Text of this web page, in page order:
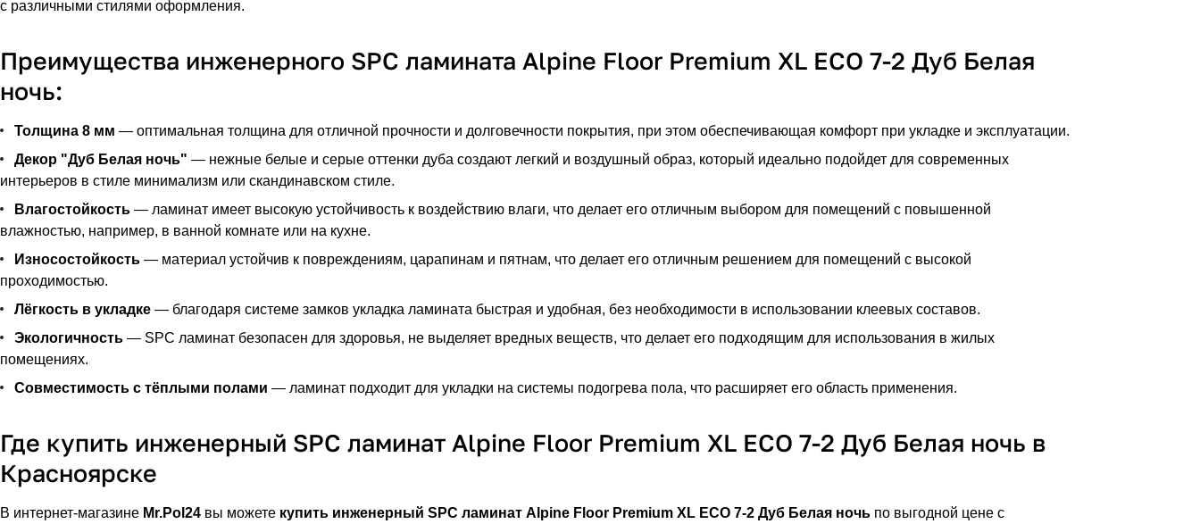
с различными стилями оформления.
Преимущества инженерного SPC ламината Alpine Floor Premium XL ECO 7-2 Дуб Белая
ночь:
Толщина 8 мм — оптимальная толщина для отличной прочности и долговечности покрытия, при этом обеспечивающая комфорт при укладке и эксплуатации.
Декор "Дуб Белая ночь" — нежные белые и серые оттенки дуба создают легкий и воздушный образ, который идеально подойдет для современных
интерьеров в стиле минимализм или скандинавском стиле.
Влагостойкость — ламинат имеет высокую устойчивость к воздействию влаги, что делает его отличным выбором для помещений с повышенной
влажностью, например, в ванной комнате или на кухне.
Износостойкость — материал устойчив к повреждениям, царапинам и пятнам, что делает его отличным решением для помещений с высокой
проходимостью.
Лёгкость в укладке — благодаря системе замков укладка ламината быстрая и удобная, без необходимости в использовании клеевых составов.
Экологичность — SPC ламинат безопасен для здоровья, не выделяет вредных веществ, что делает его подходящим для использования в жилых
помещениях.
Совместимость с тёплыми полами — ламинат подходит для укладки на системы подогрева пола, что расширяет его область применения.
Где купить инженерный SPC ламинат Alpine Floor Premium XL ECO 7-2 Дуб Белая ночь в
Красноярске
В интернет-магазине Mr.Pol24 вы можете купить инженерный SPC ламинат Alpine Floor Premium XL ECO 7-2 Дуб Белая ночь по выгодной цене с